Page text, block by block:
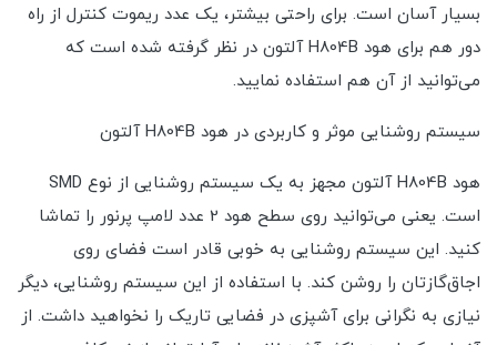
بسیار آسان است. برای راحتی بیشتر، یک عدد ریموت کنترل از راه
دور هم برای هود H804B آلتون در نظر گرفته شده است که
می‌توانید از آن هم استفاده نمایید.
سیستم روشنایی موثر و کاربردی در هود H804B آلتون
هود H804B آلتون مجهز به یک سیستم روشنایی از نوع SMD
است. یعنی می‌توانید روی سطح هود 2 عدد لامپ پرنور را تماشا
کنید. این سیستم روشنایی به خوبی قادر است فضای روی
اجاق‌گازتان را روشن کند. با استفاده از این سیستم روشنایی، دیگر
نیازی به نگرانی برای آشپزی در فضایی تاریک را نخواهید داشت. از